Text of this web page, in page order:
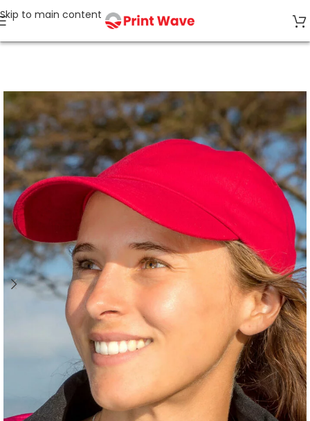
Skip to main content